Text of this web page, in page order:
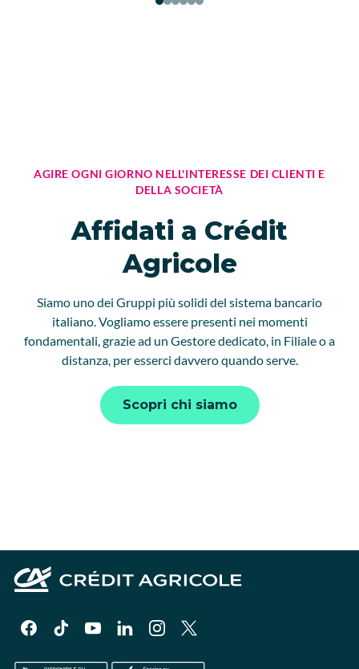
AGIRE OGNI GIORNO NELL'INTERESSE DEI CLIENTI E
DELLA SOCIETÀ
Affidati a Crédit
Agricole
Siamo uno dei Gruppi più solidi del sistema bancario
italiano. Vogliamo essere presenti nei momenti
fondamentali, grazie ad un Gestore dedicato, in Filiale o a
distanza, per esserci davvero quando serve.
Scopri chi siamo